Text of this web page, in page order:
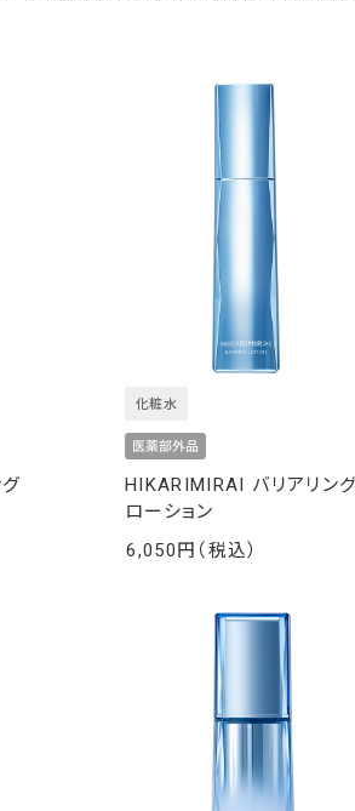
HIKARIMIRAI バリアリン
ローション
化粧水
6,050